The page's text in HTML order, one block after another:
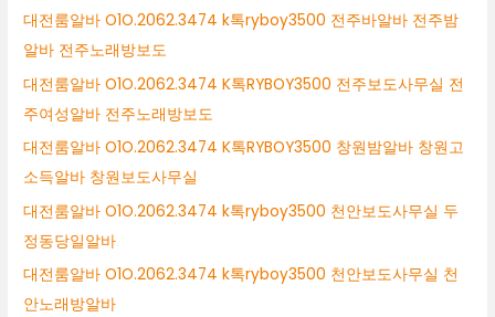
대전룸알바 O1O.2062.3474 k톡ryboy3500 전주바알바 전주밤
알바 전주노래방보도
대전룸알바 O1O.2062.3474 K톡RYBOY3500 전주보도사무실 전
주여성알바 전주노래방보도
대전룸알바 O1O.2062.3474 K톡RYBOY3500 창원밤알바 창원고
소득알바 창원보도사무실
대전룸알바 O1O.2062.3474 k톡ryboy3500 천안보도사무실 두
정동당일알바
대전룸알바 O1O.2062.3474 k톡ryboy3500 천안보도사무실 천
안노래방알바